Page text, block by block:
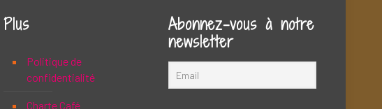
Plus
Politique de
confidentialité
Charte Café
Abonnez-vous à notre
newsletter